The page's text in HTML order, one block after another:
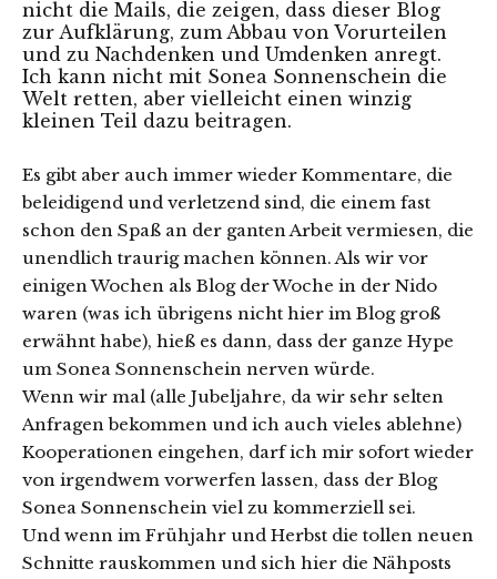
nicht die Mails, die zeigen, dass dieser Blog
zur Aufklärung, zum Abbau von Vorurteilen
und zu Nachdenken und Umdenken anregt.
Ich kann nicht mit Sonea Sonnenschein die
Welt retten, aber vielleicht einen winzig
kleinen Teil dazu beitragen.
Es gibt aber auch immer wieder Kommentare, die
beleidigend und verletzend sind, die einem fast
schon den Spaß an der ganten Arbeit vermiesen, die
unendlich traurig machen können. Als wir vor
einigen Wochen als Blog der Woche in der Nido
waren (was ich übrigens nicht hier im Blog groß
erwähnt habe), hieß es dann, dass der ganze Hype
um Sonea Sonnenschein nerven würde.
Wenn wir mal (alle Jubeljahre, da wir sehr selten
Anfragen bekommen und ich auch vieles ablehne)
Kooperationen eingehen, darf ich mir sofort wieder
von irgendwem vorwerfen lassen, dass der Blog
Sonea Sonnenschein viel zu kommerziell sei.
Und wenn im Frühjahr und Herbst die tollen neuen
Schnitte rauskommen und sich hier die Nähposts